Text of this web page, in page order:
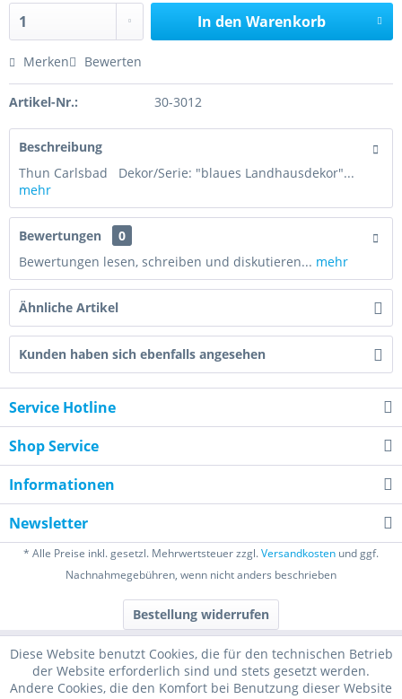
In den Warenkorb
Merken Bewerten
Artikel-Nr.: 30-3012
Beschreibung
Thun Carlsbad Dekor/Serie: "blaues Landhausdekor"...
mehr
Bewertungen
0
Bewertungen lesen, schreiben und diskutieren... mehr
Ähnliche Artikel
Kunden haben sich ebenfalls angesehen
Service Hotline
Shop Service
Informationen
Newsletter
* Alle Preise inkl. gesetzl. Mehrwertsteuer zzgl.Versandkosten und ggf.
Nachnahmegebühren, wenn nicht anders beschrieben
Bestellung widerrufen
Diese Website benutzt Cookies, die für den technischen Betrieb
der Website erforderlich sind und stets gesetzt werden.
Andere Cookies, die den Komfort bei Benutzung dieser Website